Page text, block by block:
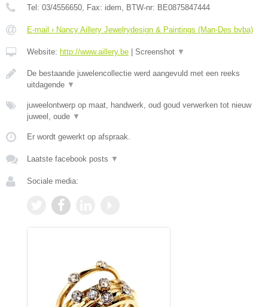
Tel: 03/4556650 , Fax: idem , BTW-nr: BE0875847444
E-mail › Nancy Aillery Jewelrydesign & Paintings (Man-Des bvba)
Website: http://www.aillery.be Screenshot ▼
De bestaande juwelencollectie werd aangevuld met een reeks
uitdagende ▼
juweelontwerp op maat, handwerk, oud goud verwerken tot nieuw
juweel, oude ▼
Er wordt gewerkt op afspraak.
Laatste facebook posts ▼
Sociale media: